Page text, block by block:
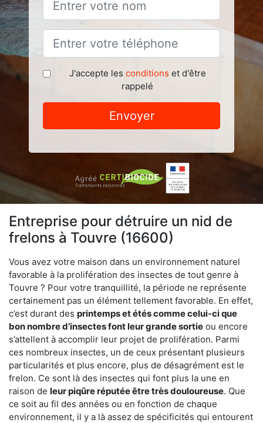
J'accepte les conditions et d'être
rappelé
Envoyer
Entreprise pour détruire un nid de
frelons à Touvre (16600)
Vous avez votre maison dans un environnement naturel
favorable à la prolifération des insectes de tout genre à
Touvre ? Pour votre tranquillité, la période ne représente
certainement pas un élément tellement favorable. En effet,
c’est durant des printemps et étés comme celui-ci que
bon nombre d’insectes font leur grande sortie ou encore
s’attellent à accomplir leur projet de prolifération. Parmi
ces nombreux insectes, un de ceux présentant plusieurs
particularités et plus encore, plus de désagrément est le
frelon. Ce sont là des insectes qui font plus la une en
raison de leur piqûre réputée être très douloureuse. Que
ce soit au fil des années ou en fonction de chaque
environnement, il y a là assez de spécificités qui entourent